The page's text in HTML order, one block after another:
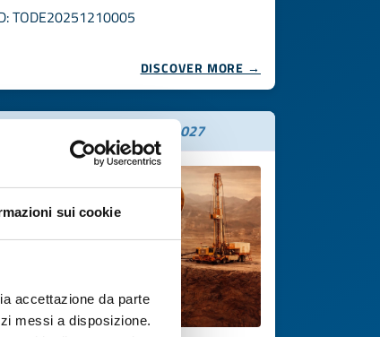
sui cookie
accettazione da parte
messi a disposizione.
TODE20251210005
DISCOVER MORE →
29 gennaio 2027